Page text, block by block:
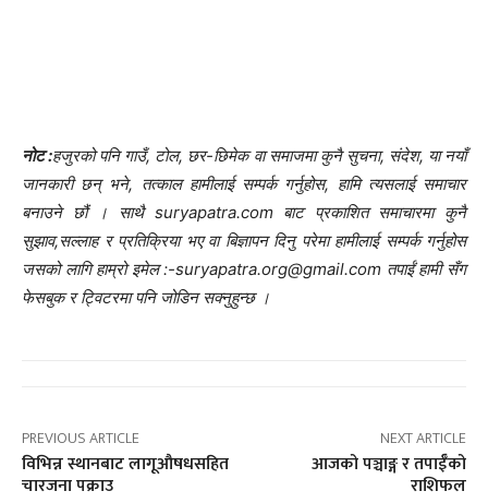
नोट :हजुरको पनि गाउँ, टोल, छर-छिमेक वा समाजमा कुनै सुचना, संदेश, या नयाँ
जानकारी छन् भने, तत्काल हामीलाई सम्पर्क गर्नुहोस, हामि त्यसलाई समाचार
बनाउने छौं । साथै suryapatra.com बाट प्रकाशित समाचारमा कुनै
सुझाव,सल्लाह र प्रतिक्रिया भए वा बिज्ञापन दिनु परेमा हामीलाई सम्पर्क गर्नुहोस
जसको लागि हाम्रो इमेल :-suryapatra.org@gmail.com तपाईं हामी सँग
फेसबुक र ट्विटरमा पनि जोडिन सक्नुहुन्छ ।
PREVIOUS ARTICLE
विभिन्न स्थानबाट लागूऔषधसहित
चारजना पक्राउ
NEXT ARTICLE
आजको पञ्चाङ्ग र तपाईँको
राशिफल